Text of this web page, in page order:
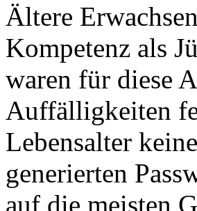
Ältere
Kompetenz als
waren für diese
Auffälligkeiten
Lebensalter
generierten
auf die meisten